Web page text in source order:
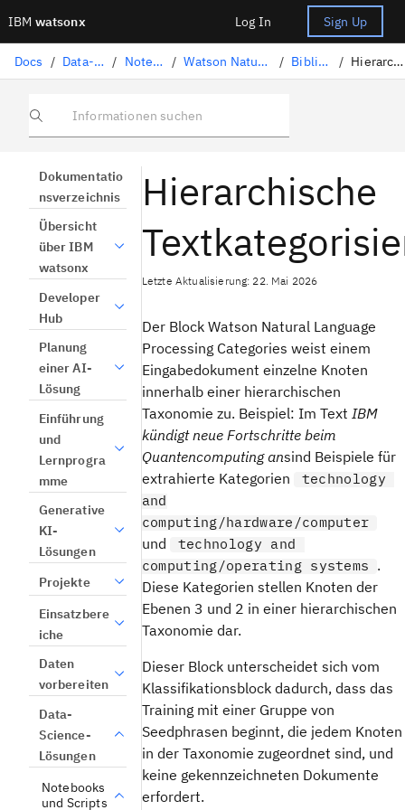
IBM watsonx Log In Sign Up
Docs / Data-Science-Lösungen / Notebooks und Scripts / Watson Natural Language Processing (Verarbeitung natürlicher Sprache) / Bibliothekstaskkatalog / Hierarchische Kategorisierung
Informationen suchen
Dokumentatio
nsverzeichnis
Übersicht
über IBM
watsonx
Developer
Hub
Planung
einer AI-
Lösung
Einführung
und
Lernprogra
mme
Generative
KI-
Lösungen
Projekte
Einsatzbere
iche
Daten
vorbereiten
Data-
Science-
Lösungen
Notebooks
und Scripts
Hierarchische
Letzte Aktualisierung: 22. Mai 2026
Der Block Watson Natural Language
Processing Categories weist einem
Eingabedokument einzelne Knoten
innerhalb einer hierarchischen
Taxonomie zu. Beispiel: Im Text IBM
kündigt neue Fortschritte beim
Quantencomputing ansind Beispiele für
extrahierte Kategorien
technology
and
computing/hardware/computer
und
technology and
computing/operating systems .
Diese Kategorien stellen Knoten der
Ebenen 3 und 2 in einer hierarchischen
Taxonomie dar.
Dieser Block unterscheidet sich vom
Klassifikationsblock dadurch, dass das
Training mit einer Gruppe von
Seedphrasen beginnt, die jedem Knoten
in der Taxonomie zugeordnet sind, und
keine gekennzeichneten Dokumente
erfordert.